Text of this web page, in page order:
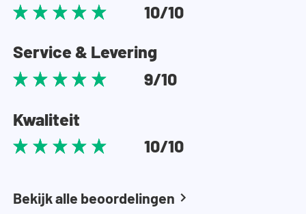
10/10
Service & Levering
9/10
Kwaliteit
10/10
Bekijk alle beoordelingen